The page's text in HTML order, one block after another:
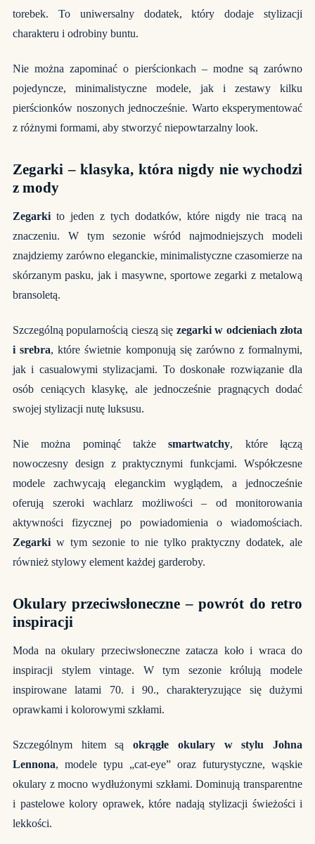
torebek. To uniwersalny dodatek, który dodaje stylizacji
charakteru i odrobiny buntu.
Nie można zapominać o pierścionkach – modne są zarówno
pojedyncze, minimalistyczne modele, jak i zestawy kilku
pierścionków noszonych jednocześnie. Warto eksperymentować
z różnymi formami, aby stworzyć niepowtarzalny look.
Zegarki – klasyka, która nigdy nie wychodzi
z mody
Zegarki to jeden z tych dodatków, które nigdy nie tracą na
znaczeniu. W tym sezonie wśród najmodniejszych modeli
znajdziemy zarówno eleganckie, minimalistyczne czasomierze na
skórzanym pasku, jak i masywne, sportowe zegarki z metalową
bransoletą.
Szczególną popularnością cieszą się zegarki w odcieniach złota
i srebra, które świetnie komponują się zarówno z formalnymi,
jak i casualowymi stylizacjami. To doskonałe rozwiązanie dla
osób ceniących klasykę, ale jednocześnie pragnących dodać
swojej stylizacji nutę luksusu.
Nie można pominąć takżesmartwatchy, które łączą
nowoczesny design z praktycznymi funkcjami. Współczesne
modele zachwycają eleganckim wyglądem, a jednocześnie
oferują szeroki wachlarz możliwości – od monitorowania
aktywności fizycznej po powiadomienia o wiadomościach.
Zegarki w tym sezonie to nie tylko praktyczny dodatek, ale
również stylowy element każdej garderoby.
Okulary przeciwsłoneczne – powrót do retro
inspiracji
Moda na okulary przeciwsłoneczne zatacza koło i wraca do
inspiracji stylem vintage. W tym sezonie królują modele
inspirowane latami 70. i 90., charakteryzujące się dużymi
oprawkami i kolorowymi szkłami.
Szczególnym hitem sąokrągłe okulary w stylu Johna
Lennona, modele typu „cat-eye” oraz futurystyczne, wąskie
okulary z mocno wydłużonymi szkłami. Dominują transparentne
i pastelowe kolory oprawek, które nadają stylizacji świeżości i
lekkości.